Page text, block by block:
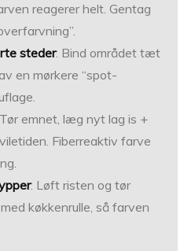
reagerer helt. Gentag
steder: Bind området tæt
en mørkere “spot-
emnet, læg nyt lag is +
Fiberreaktiv farve
: Løft risten og tør
køkkenrulle, så farven